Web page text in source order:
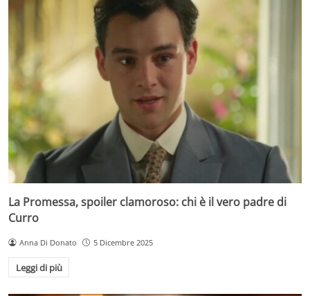
La Promessa, spoiler clamoroso: chi è il vero padre di
Curro
Anna Di Donato 5 Dicembre 2025
Leggi di più